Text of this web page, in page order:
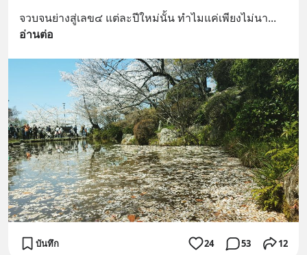
จวบจนย่างสู่เลข๔ แต่ละปีใหม่นั้น ทำไมแค่เพียงไม่นา
อ่านต่อ
บันทึก 24 53 12